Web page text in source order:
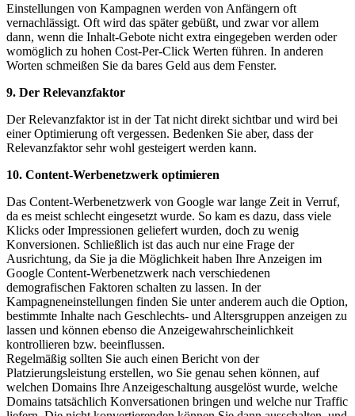
Einstellungen von Kampagnen werden von Anfängern oft
vernachlässigt. Oft wird das später gebüßt, und zwar vor allem
dann, wenn die Inhalt-Gebote nicht extra eingegeben werden oder
womöglich zu hohen Cost-Per-Click Werten führen. In anderen
Worten schmeißen Sie da bares Geld aus dem Fenster.
9. Der Relevanzfaktor
Der Relevanzfaktor ist in der Tat nicht direkt sichtbar und wird bei
einer Optimierung oft vergessen. Bedenken Sie aber, dass der
Relevanzfaktor sehr wohl gesteigert werden kann.
10. Content-Werbenetzwerk optimieren
Das Content-Werbenetzwerk von Google war lange Zeit in Verruf,
da es meist schlecht eingesetzt wurde. So kam es dazu, dass viele
Klicks oder Impressionen geliefert wurden, doch zu wenig
Konversionen. Schließlich ist das auch nur eine Frage der
Ausrichtung, da Sie ja die Möglichkeit haben Ihre Anzeigen im
Google Content-Werbenetzwerk nach verschiedenen
demografischen Faktoren schalten zu lassen. In der
Kampagneneinstellungen finden Sie unter anderem auch die Option,
bestimmte Inhalte nach Geschlechts- und Altersgruppen anzeigen zu
lassen und können ebenso die Anzeigewahrscheinlichkeit
kontrollieren bzw. beeinflussen.
Regelmäßig sollten Sie auch einen Bericht von der
Platzierungsleistung erstellen, wo Sie genau sehen können, auf
welchen Domains Ihre Anzeigeschaltung ausgelöst wurde, welche
Domains tatsächlich Konversationen bringen und welche nur Traffic